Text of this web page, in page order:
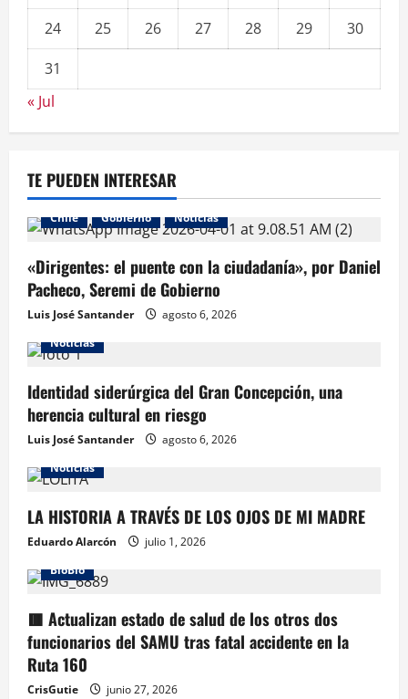
24
25 26 27 28 29
30
31
« Jul
TE PUEDEN INTERESAR
Chile Gobierno Noticias
«Dirigentes: el puente con la ciudadanía», por Daniel
Pacheco, Seremi de Gobierno
Luis José Santander
agosto 6, 2026
Noticias
Identidad siderúrgica del Gran Concepción, una
herencia cultural en riesgo
Luis José Santander
agosto 6, 2026
Noticias
LA HISTORIA A TRAVÉS DE LOS OJOS DE MI MADRE
Eduardo Alarcón
julio 1, 2026
BioBio
🟥 Actualizan estado de salud de los otros dos
funcionarios del SAMU tras fatal accidente en la
Ruta 160
CrisGutie junio 27, 2026